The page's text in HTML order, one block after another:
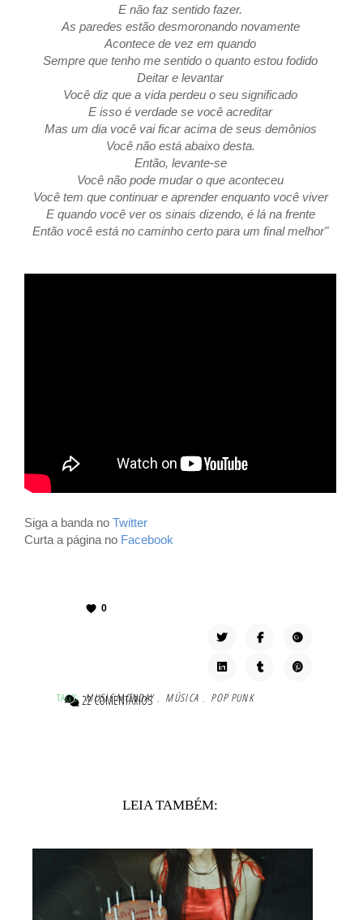
E não faz sentido fazer.
As paredes estão desmoronando novamente
Acontece de vez em quando
Sempre que tenho me sentido o quanto estou fodido
Deitar e levantar
Você diz que a vida perdeu o seu significado
E isso é verdade se você acreditar
Mas um dia você vai ficar acima de seus demônios
Você não está abaixo desta.
Então, levante-se
Você não pode mudar o que aconteceu
Você tem que continuar e aprender enquanto você viver
E quando você ver os sinais dizendo, é lá na frente
Então você está no caminho certo para um final melhor"
Siga a banda noTwitter
Curta a página no Facebook
22 COMENTÁRIOS
0
TAG'S: MUSIC MONDAY , MÚSICA , POP PUNK
LEIA TAMBÉM: